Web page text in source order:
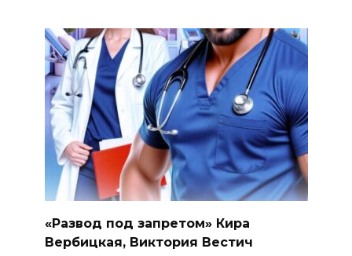
«Развод под запретом» Кира
Вербицкая, Виктория Вестич